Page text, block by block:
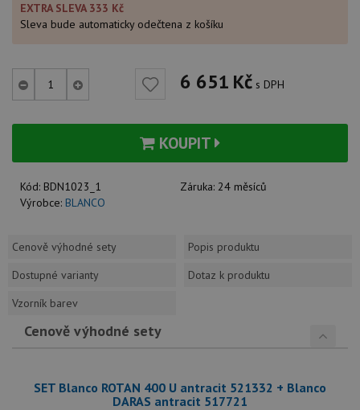
EXTRA SLEVA 333 Kč
Sleva bude automaticky odečtena z košíku
6 651 Kč s DPH
KOUPIT
Kód: BDN1023_1 Záruka: 24 měsíců
Výrobce: BLANCO
Cenově výhodné sety
Popis produktu
Dostupné varianty
Dotaz k produktu
Vzorník barev
Cenově výhodné sety
SET Blanco ROTAN 400 U antracit 521332 + Blanco
DARAS antracit 517721